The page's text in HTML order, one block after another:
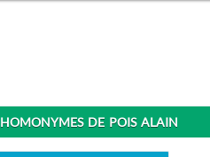
HOMONYMES DE POIS ALAIN